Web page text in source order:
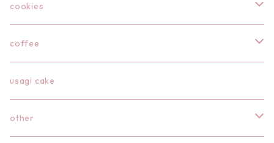
cookies
うさぎのコフィー
クッキー缶
アドベントカレンダー
クッキーギフト
クッキー缶
クッキー袋
coffee
drip pack
usagi cake
other